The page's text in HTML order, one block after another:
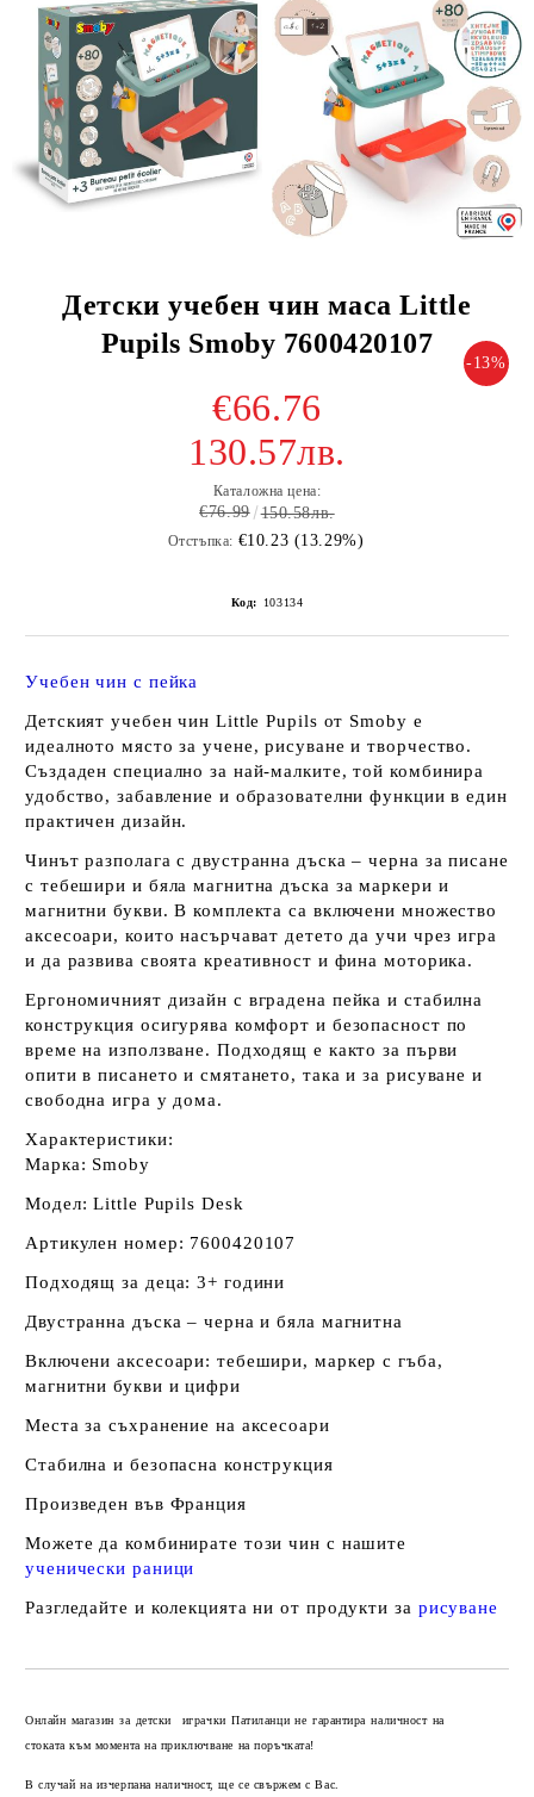
Детски учебен чин маса Little
Pupils Smoby 7600420107
-13%
€66.76
130.57лв.
Каталожна цена:
€76.99 150.58лв.
Отстъпка: €10.23 (13.29%)
Код: 103134
Учебен чин с пейка
Детският учебен чин Little Pupils от Smoby е
идеалното място за учене, рисуване и творчество.
Създаден специално за най-малките, той комбинира
удобство, забавление и образователни функции в един
практичен дизайн.
Чинът разполага с двустранна дъска – черна за писане
с тебешири и бяла магнитна дъска за маркери и
магнитни букви. В комплекта са включени множество
аксесоари, които насърчават детето да учи чрез игра
и да развива своята креативност и фина моторика.
Ергономичният дизайн с вградена пейка и стабилна
конструкция осигурява комфорт и безопасност по
време на използване. Подходящ е както за първи
опити в писането и смятането, така и за рисуване и
свободна игра у дома.
Характеристики:
Марка: Smoby
Модел: Little Pupils Desk
Артикулен номер: 7600420107
Подходящ за деца: 3+ години
Двустранна дъска – черна и бяла магнитна
Включени аксесоари: тебешири, маркер с гъба,
магнитни букви и цифри
Места за съхранение на аксесоари
Стабилна и безопасна конструкция
Произведен във Франция
Можете да комбинирате този чин с нашите
ученически раници
Разгледайте и колекцията ни от продукти за рисуване
Онлайн магазин за детски играчки Патиланци не гарантира наличност на
стоката към момента на приключване на поръчката!
В случай на изчерпана наличност, ще се свържем с Вас.